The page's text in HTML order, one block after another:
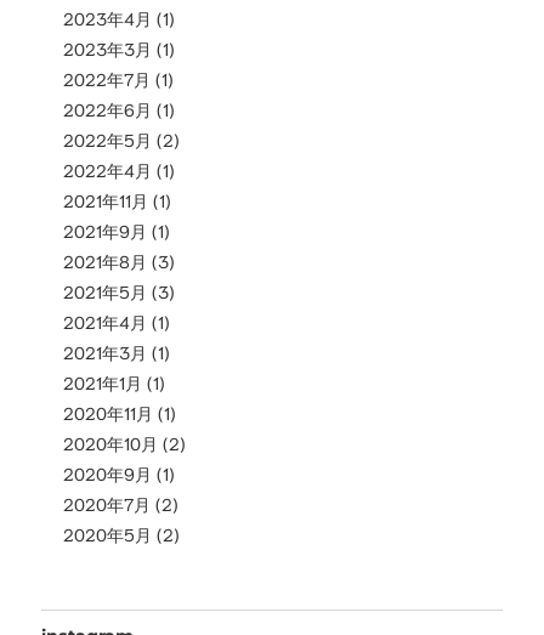
2023年4月 (1)
2023年3月 (1)
2022年7月 (1)
2022年6月 (1)
2022年5月 (2)
2022年4月 (1)
2021年11月 (1)
2021年9月 (1)
2021年8月 (3)
2021年5月 (3)
2021年4月 (1)
2021年3月 (1)
2021年1月 (1)
2020年11月 (1)
2020年10月 (2)
2020年9月 (1)
2020年7月 (2)
2020年5月 (2)